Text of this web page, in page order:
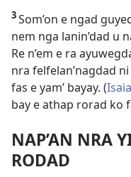
3Som’on e ngad
nem nga lanin’dad u
Re n’em e ra
nra felfelan’nagdad
fas e yam’ bayay. (
bay e athap rorad ko
NAP’AN NRA
RODAD